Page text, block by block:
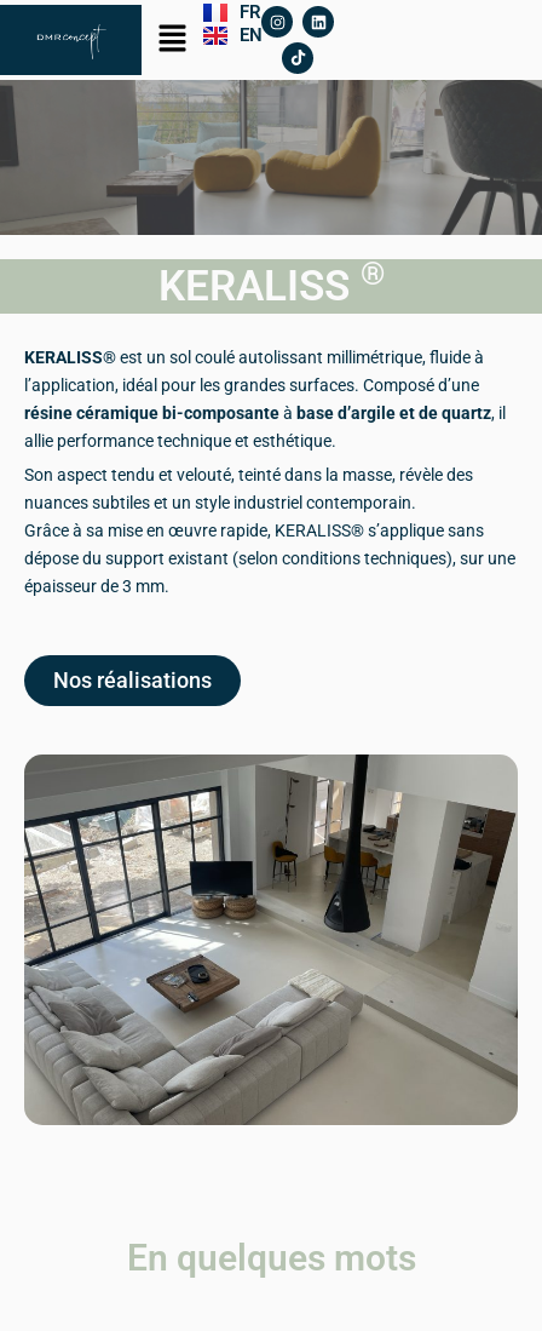
contenu
Menu
I
n
s
a
g
m
L
i
n
d
t
o
k
FR
EN
KERALISS ®
KERALISS®est un sol coulé autolissant millimétrique, fluide à
l’application, idéal pour les grandes surfaces. Composé d’une
résine céramique bi-composanteà base d’argile et de quartz, il
allie performance technique et esthétique.
Son aspect tendu et velouté, teinté dans la masse, révèle des
nuances subtiles et un style industriel contemporain.
Grâce à sa mise en œuvre rapide, KERALISS® s’applique sans
dépose du support existant (selon conditions techniques), sur une
épaisseur de 3 mm.
Nos réalisations
En quelques mots